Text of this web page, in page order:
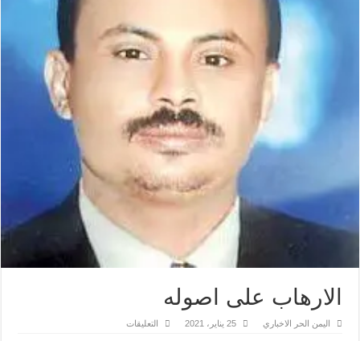
الارهاب على اصوله
اليمن الحر الاخباري 25 يناير، 2021 التعليقات